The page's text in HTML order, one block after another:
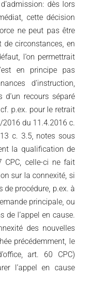
dès lors
cette décision
ne peut pas être
de circonstances, en
l’on permettrait
en principe pas
d’instruction,
d’un recours séparé
p.ex. pour le retrait
2016 du 11.4.2016 c.
c. 3.5, notes sous
la qualification de
CPC, celle-ci ne fait
sur la connexité, si
de procédure, p.ex. à
principale, ou
de l’appel en cause.
des nouvelles
précédemment, le
art. 60 CPC)
l’appel en cause